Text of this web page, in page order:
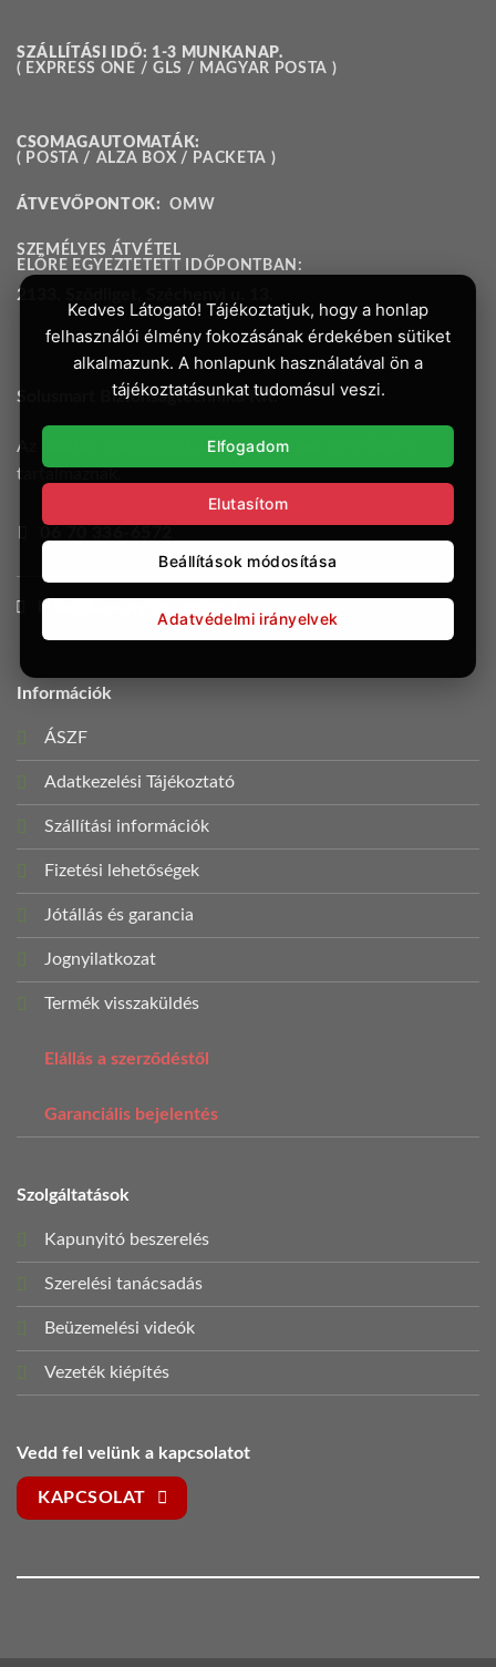
SZÁLLÍTÁSI IDŐ: 1-3 MUNKANAP.
( EXPRESS ONE / GLS / MAGYAR POSTA )
CSOMAGAUTOMATÁK:
( POSTA / ALZA BOX / PACKETA )
ÁTVEVŐPONTOK:OMW
SZEMÉLYES ÁTVÉTEL
ELŐRE EGYEZTETETT IDŐPONTBAN:
2133. Sződliget, Széchenyi u. 13.
Solusmart Biztonságtechnika Kft.
Az oldalon feltüntetett árak bruttó árak, 27% ÁFÁ-t
tartalmaznak.
info@kapunyito-motor.hu
Információk
ÁSZF
Adatkezelési Tájékoztató
Szállítási információk
Fizetési lehetőségek
Jótállás és garancia
Jognyilatkozat
Termék visszaküldés
Elállás a szerződéstől
Garanciális bejelentés
Szolgáltatások
Kapunyitó beszerelés
Szerelési tanácsadás
Beüzemelési videók
Vezeték kiépítés
Vedd fel velünk a kapcsolatot
KAPCSOLAT
Kedves Látogató! Tájékoztatjuk, hogy a honlap
felhasználói élmény fokozásának érdekében sütiket
alkalmazunk. A honlapunk használatával ön a
tájékoztatásunkat tudomásul veszi.
Elfogadom
Elutasítom
Beállítások módosítása
Adatvédelmi irányelvek